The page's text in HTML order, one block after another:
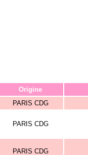
Origine
PARIS CDG
PARIS CDG
PARIS CDG